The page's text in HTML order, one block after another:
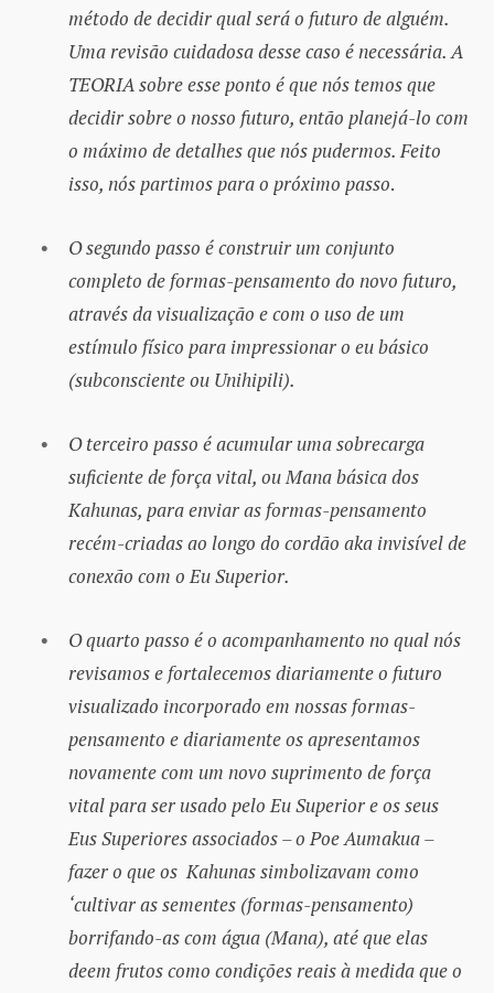
método de decidir qual será o futuro de alguém.
Uma revisão cuidadosa desse caso é necessária. A
TEORIA sobre esse ponto é que nós temos que
decidir sobre o nosso futuro, então planejá-lo com
o máximo de detalhes que nós pudermos. Feito
isso, nós partimos para o próximo passo.
O segundo passo é construir um conjunto
completo de formas-pensamento do novo futuro,
através da visualização e com o uso de um
estímulo físico para impressionar o eu básico
(subconsciente ou Unihipili).
O terceiro passo é acumular uma sobrecarga
suficiente de força vital, ou Mana básica dos
Kahunas, para enviar as formas-pensamento
recém-criadas ao longo do cordão aka invisível de
conexão com o Eu Superior.
O quarto passo é o acompanhamento no qual nós
revisamos e fortalecemos diariamente o futuro
visualizado incorporado em nossas formas-
pensamento e diariamente os apresentamos
novamente com um novo suprimento de força
vital para ser usado pelo Eu Superior e os seus
Eus Superiores associados – o Poe Aumakua –
fazer o que os Kahunas simbolizavam como
‘cultivar as sementes (formas-pensamento)
borrifando-as com água (Mana), até que elas
deem frutos como condições reais à medida que o